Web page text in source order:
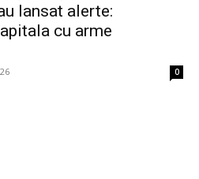
lansat alerte:
cu arme
0